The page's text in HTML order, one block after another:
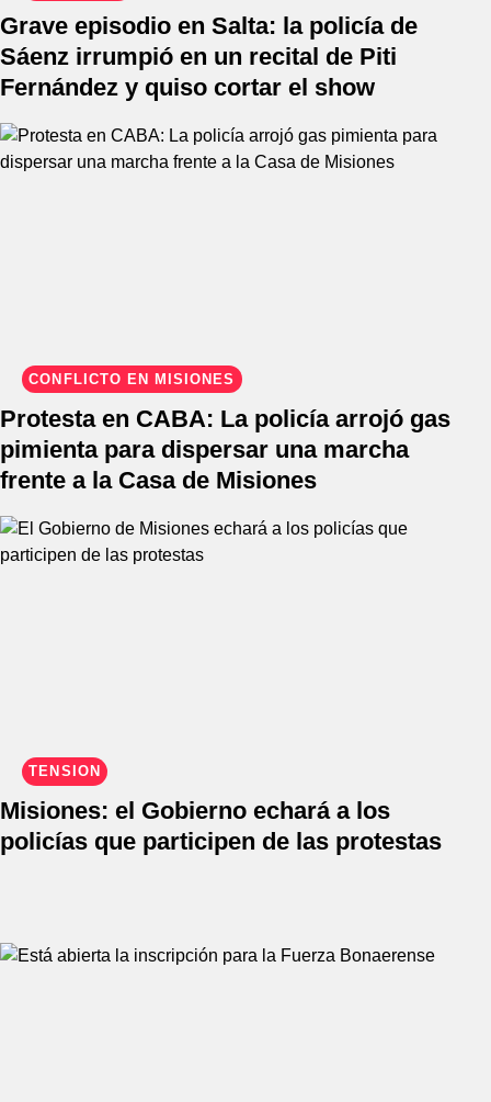
Grave episodio en Salta: la policía de
Sáenz irrumpió en un recital de Piti
Fernández y quiso cortar el show
CONFLICTO EN MISIONES
Protesta en CABA: La policía arrojó gas
pimienta para dispersar una marcha
frente a la Casa de Misiones
TENSIÓN
Misiones: el Gobierno echará a los
policías que participen de las protestas